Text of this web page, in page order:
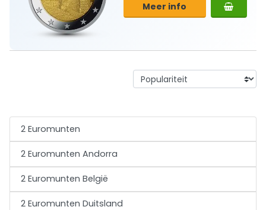
2 Euromunten
2 Euromunten Andorra
2 Euromunten België
2 Euromunten Duitsland
Meer info